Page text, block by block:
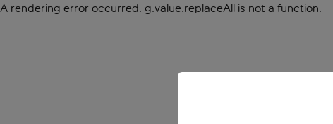
A rendering error occurred: g.value.replaceAll is not a function.